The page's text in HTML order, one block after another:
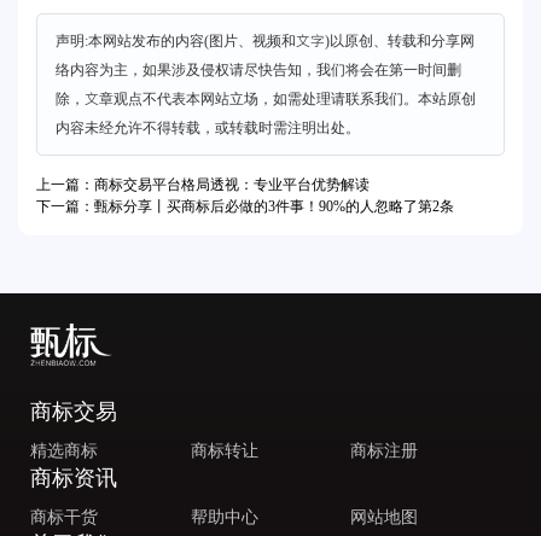
声明:本网站发布的内容(图片、视频和文字)以原创、转载和分享网
络内容为主，如果涉及侵权请尽快告知，我们将会在第一时间删
除，文章观点不代表本网站立场，如需处理请联系我们。本站原创
内容未经允许不得转载，或转载时需注明出处。
上一篇：商标交易平台格局透视：专业平台优势解读
下一篇：甄标分享丨买商标后必做的3件事！90%的人忽略了第2条
商标交易
精选商标 商标转让 商标注册
商标资讯
商标干货 帮助中心 网站地图